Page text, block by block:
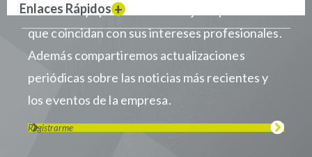
cuando haya puestos de trabajo disponibles
que coincidan con sus intereses profesionales.
Además compartiremos actualizaciones
periódicas sobre las noticias más recientes y
los eventos de la empresa.
Registrarme
Enlaces Rápidos